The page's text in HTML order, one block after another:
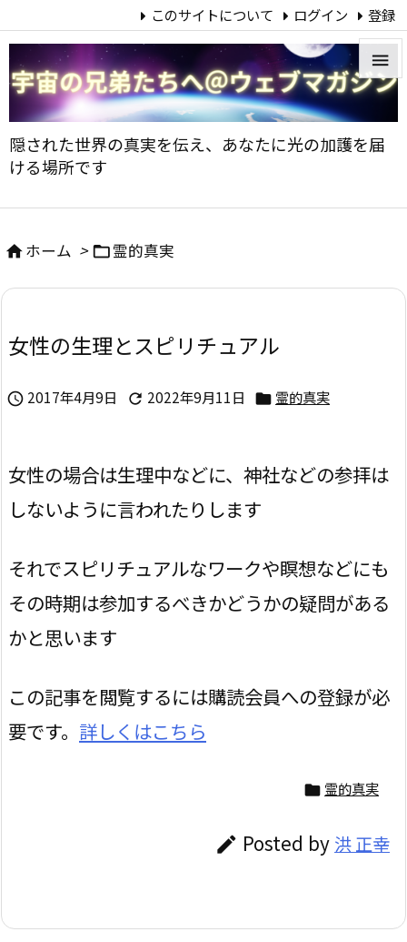
隠された世界の真実を伝え、あなたに光の加護を届
ける場所です


メニ


次へ
このサイトについて ログイン 登録
ホーム > 霊的真実
女性の生理とスピリチュアル
 2017年4月9日  2022年9月11日  霊的真実
女性の場合は生理中などに、神社などの参拝は
しないように言われたりします
それでスピリチュアルなワークや瞑想などにも
その時期は参加するべきかどうかの疑問がある
かと思います
この記事を閲覧するには購読会員への登録が必
要です。 詳しくはこちら
 霊的真実
 Posted by 洪 正幸